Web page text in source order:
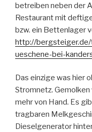
betreiben neben der
Restaurant mit
bzw. ein Bettenlager
http://
ueschene-bei-
Das einzige was hier
Stromnetz.
mehr von Hand. Es
tragbaren
Dieselgenerator